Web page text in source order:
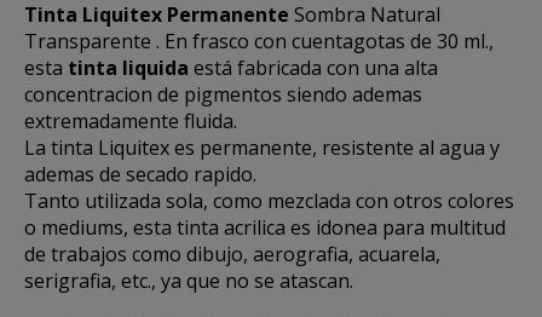
Tinta Liquitex Permanente Sombra Natural
Transparente . En frasco con cuentagotas de 30 ml.,
esta tinta liquida está fabricada con una alta
concentracion de pigmentos siendo ademas
extremadamente fluida.
La tinta Liquitex es permanente, resistente al agua y
ademas de secado rapido.
Tanto utilizada sola, como mezclada con otros colores
o mediums, esta tinta acrilica es idonea para multitud
de trabajos como dibujo, aerografia, acuarela,
serigrafia, etc., ya que no se atascan.